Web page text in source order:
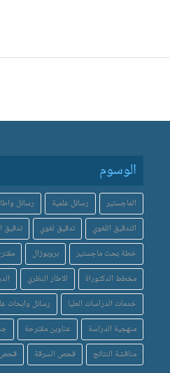
الوسوم
الماجستير رسائل علمية رسائل
التدقيق اللغوي
تدقيق لغوي تدقيق
خطة بحث ماجستير
بروبوزال
مخطط الدكتوراة
الاطار النظري
خدمات الدراسات العليا
رسائل وابحاث
منهجية الدراسة
عناوين مقترحة
مناقشة النتائج
فحص السرقة فحص